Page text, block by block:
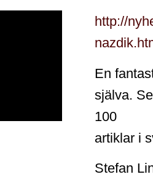
http://
En
själva.
100
artiklar i
Stefan